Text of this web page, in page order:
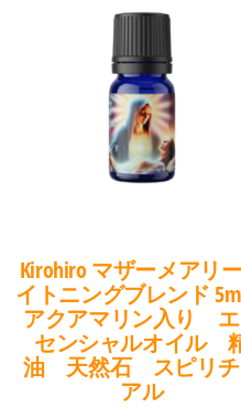
Kirohiro マザーメアリ
イトニングブレンド
アクアマリン入り
センシャルオイル
油 天然石 スピリチ
アル